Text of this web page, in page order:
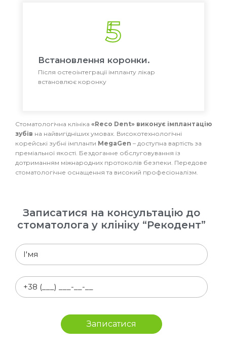
5
Встановлення коронки.
Після остеоінтеграції імпланту лікар
встановлює коронку
Стоматологічна клініка «Reco Dent» виконує імплантацію
зубів на найвигідніших умовах. Високотехнологічні
корейські зубні імпланти MegaGen – доступна вартість за
преміальної якості. Бездоганне обслуговування із
дотриманням міжнародних протоколів безпеки. Передове
стоматологічне оснащення та високий професіоналізм.
Записатися на консультацію до
стоматолога у клініку “Рекодент”